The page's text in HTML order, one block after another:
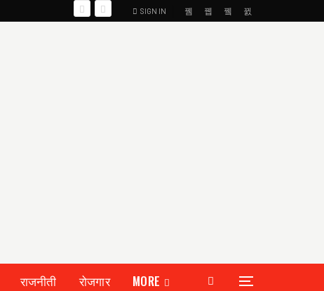
SIGN IN
राजनीती रोजगार MORE